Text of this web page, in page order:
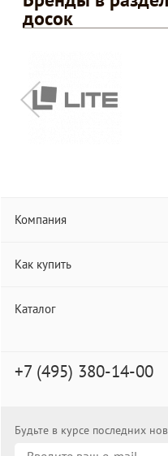
досок
Компания
Как купить
Каталог
+7 (495) 380-14-00
Будьте в курсе последних